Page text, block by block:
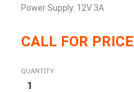
Power Supply: 12V 3A
CALL FOR PRICE
QUANTITY:
ZKTeco